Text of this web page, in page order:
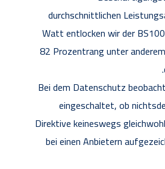
durchschnittlichen
Watt entlocken wir der
82 Prozentrang unter
Bei dem Datenschutz
eingeschaltet, ob
Direktive keineswegs
bei einen Anbietern